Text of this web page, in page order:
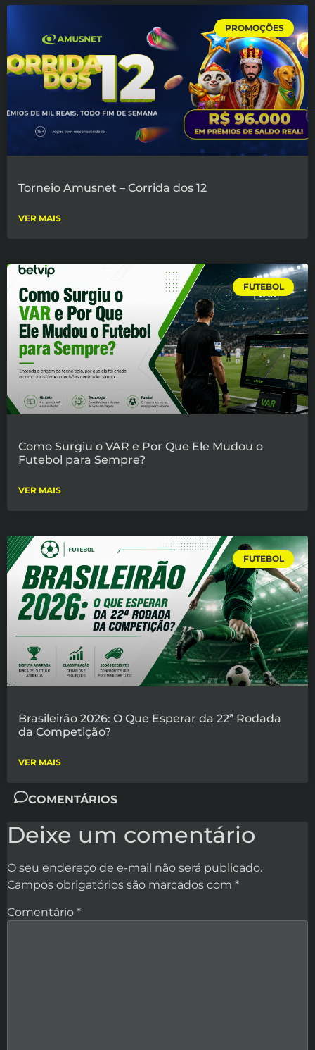
PROMOÇÕES
Torneio Amusnet – Corrida dos 12
VER MAIS
FUTEBOL
Como Surgiu o VAR e Por Que Ele Mudou o
Futebol para Sempre?
VER MAIS
FUTEBOL
Brasileirão 2026: O Que Esperar da 22ª Rodada
da Competição?
VER MAIS
COMENTÁRIOS
Deixe um comentário
O seu endereço de e-mail não será publicado.
Campos obrigatórios são marcados com *
Comentário *